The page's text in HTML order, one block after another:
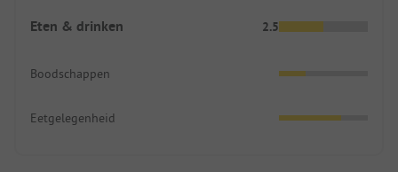
Eten & drinken 2.5
Boodschappen
Eetgelegenheid